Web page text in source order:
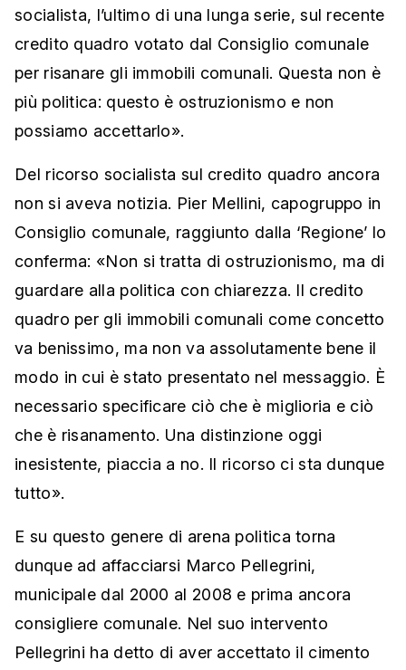
socialista, l’ultimo di una lunga serie, sul recente
credito quadro votato dal Consiglio comunale
per risanare gli immobili comunali. Questa non è
più politica: questo è ostruzionismo e non
possiamo accettarlo».
Del ricorso socialista sul credito quadro ancora
non si aveva notizia. Pier Mellini, capogruppo in
Consiglio comunale, raggiunto dalla ‘Regione’ lo
conferma: «Non si tratta di ostruzionismo, ma di
guardare alla politica con chiarezza. Il credito
quadro per gli immobili comunali come concetto
va benissimo, ma non va assolutamente bene il
modo in cui è stato presentato nel messaggio. È
necessario specificare ciò che è miglioria e ciò
che è risanamento. Una distinzione oggi
inesistente, piaccia a no. Il ricorso ci sta dunque
tutto».
E su questo genere di arena politica torna
dunque ad affacciarsi Marco Pellegrini,
municipale dal 2000 al 2008 e prima ancora
consigliere comunale. Nel suo intervento
Pellegrini ha detto di aver accettato il cimento